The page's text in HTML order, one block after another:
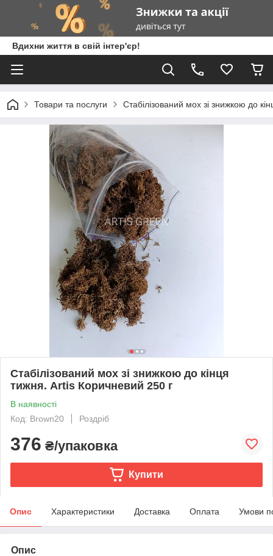
Вдихни життя в свій інтер'єр!
Товари та послуги Стабілізований мох зі знижкою до
Стабілізований мох зі знижкою до кінця
тижня. Artis Коричневий 250 г
В наявності
Код: Brown20
Роздріб
376 ₴/упаковка
Купити
Опис Характеристики Доставка Оплата Умови
Опис